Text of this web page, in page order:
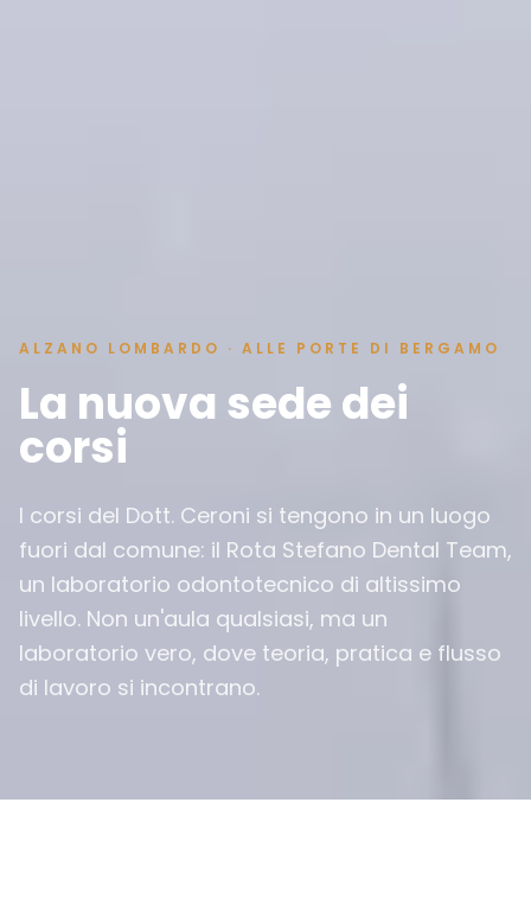
ALZANO LOMBARDO · ALLE PORTE DI BERGAMO
La nuova sede dei
corsi
I corsi del Dott. Ceroni si tengono in un luogo
fuori dal comune: il Rota Stefano Dental Team,
un laboratorio odontotecnico di altissimo
livello. Non un'aula qualsiasi, ma un
laboratorio vero, dove teoria, pratica e flusso
di lavoro si incontrano.